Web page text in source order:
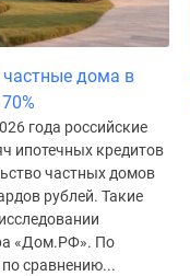
дома в
года российские
ипотечных кредитов
частных домов
рублей. Такие
«Дом.РФ». По
по сравнению...